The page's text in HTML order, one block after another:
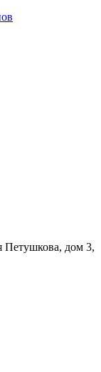
Петушкова, дом 3,